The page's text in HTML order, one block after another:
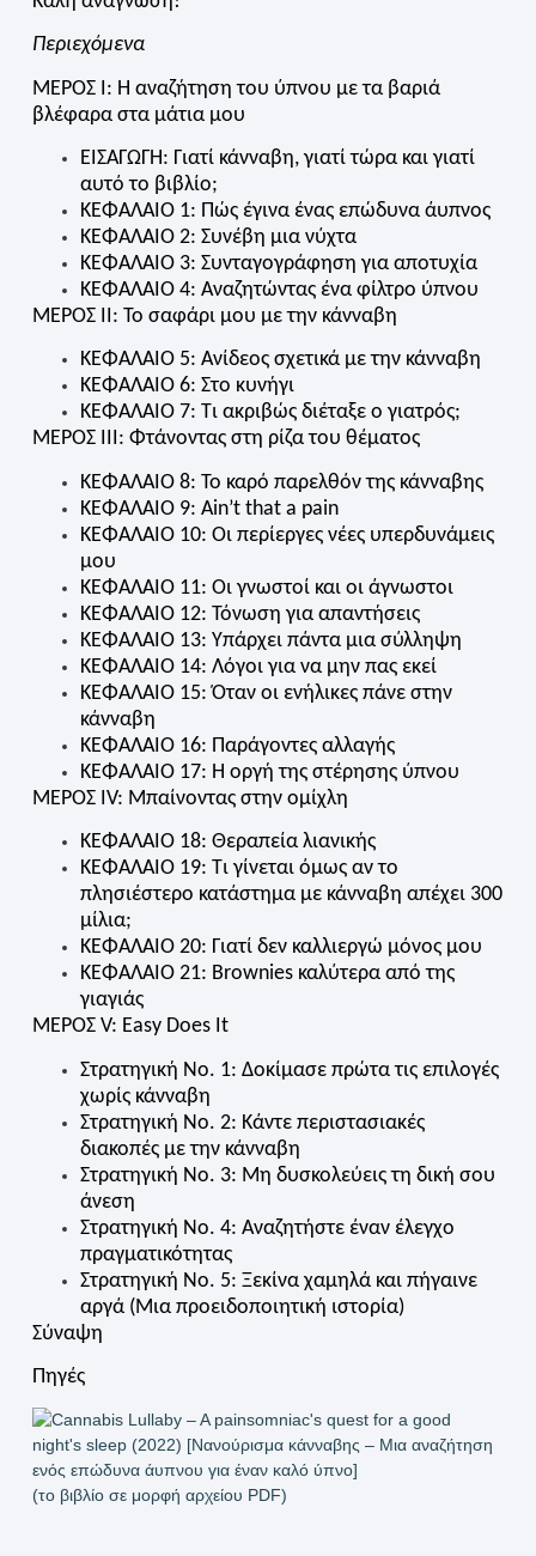
Περιεχόμενα
ΜΕΡΟΣ I: Η αναζήτηση του ύπνου με τα βαριά
βλέφαρα στα μάτια μου
ΕΙΣΑΓΩΓΗ: Γιατί κάνναβη, γιατί τώρα και γιατί
αυτό το βιβλίο;
ΚΕΦΑΛΑΙΟ 1: Πώς έγινα ένας επώδυνα άυπνος
ΚΕΦΑΛΑΙΟ 2: Συνέβη μια νύχτα
ΚΕΦΑΛΑΙΟ 3: Συνταγογράφηση για αποτυχία
ΚΕΦΑΛΑΙΟ 4: Αναζητώντας ένα φίλτρο ύπνου
ΜΕΡΟΣ ΙΙ: Το σαφάρι μου με την κάνναβη
ΚΕΦΑΛΑΙΟ 5: Ανίδεος σχετικά με την κάνναβη
ΚΕΦΑΛΑΙΟ 6: Στο κυνήγι
ΚΕΦΑΛΑΙΟ 7: Τι ακριβώς διέταξε ο γιατρός;
ΜΕΡΟΣ ΙΙΙ: Φτάνοντας στη ρίζα του θέματος
ΚΕΦΑΛΑΙΟ 8: Το καρό παρελθόν της κάνναβης
ΚΕΦΑΛΑΙΟ 9: Ain’t that a pain
ΚΕΦΑΛΑΙΟ 10: Οι περίεργες νέες υπερδυνάμεις
μου
ΚΕΦΑΛΑΙΟ 11: Οι γνωστοί και οι άγνωστοι
ΚΕΦΑΛΑΙΟ 12: Τόνωση για απαντήσεις
ΚΕΦΑΛΑΙΟ 13: Υπάρχει πάντα μια σύλληψη
ΚΕΦΑΛΑΙΟ 14: Λόγοι για να μην πας εκεί
ΚΕΦΑΛΑΙΟ 15: Όταν οι ενήλικες πάνε στην
κάνναβη
ΚΕΦΑΛΑΙΟ 16: Παράγοντες αλλαγής
ΚΕΦΑΛΑΙΟ 17: Η οργή της στέρησης ύπνου
ΜΕΡΟΣ IV: Μπαίνοντας στην ομίχλη
ΚΕΦΑΛΑΙΟ 18: Θεραπεία λιανικής
ΚΕΦΑΛΑΙΟ 19: Τι γίνεται όμως αν το
πλησιέστερο κατάστημα με κάνναβη απέχει 300
μίλια;
ΚΕΦΑΛΑΙΟ 20: Γιατί δεν καλλιεργώ μόνος μου
ΚΕΦΑΛΑΙΟ 21: Browniesκαλύτερα από της
γιαγιάς
ΜΕΡΟΣ V: Easy Does It
Στρατηγική Νο. 1: Δοκίμασε πρώτα τις επιλογές
χωρίς κάνναβη
Στρατηγική Νο. 2: Κάντε περιστασιακές
διακοπές με την κάνναβη
Στρατηγική Νο. 3: Μη δυσκολεύεις τη δική σου
άνεση
Στρατηγική Νο. 4: Αναζητήστε έναν έλεγχο
πραγματικότητας
Στρατηγική Νο. 5: Ξεκίνα χαμηλά και πήγαινε
αργά (Μια προειδοποιητική ιστορία)
Σύναψη
Πηγές
(το βιβλίο σε μορφή αρχείου PDF)